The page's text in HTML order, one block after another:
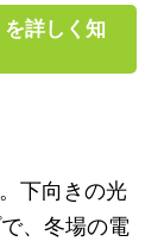
詳しく知
下向きの光
、冬場の電